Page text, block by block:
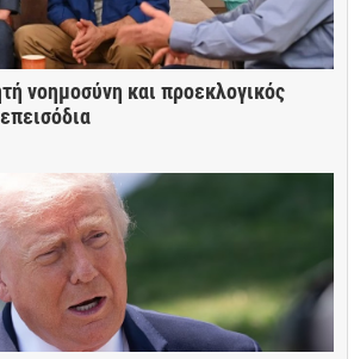
νοημοσύνη και προεκλογικός